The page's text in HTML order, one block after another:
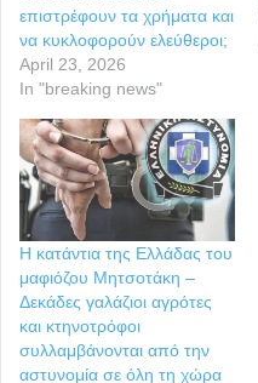
επιστρέφουν τα χρήματα και
να κυκλοφορούν ελεύθεροι;
April 23, 2026
In "breaking news"
Η κατάντια της Ελλάδας του
μαφιόζου Μητσοτάκη –
Δεκάδες γαλάζιοι αγρότες
και κτηνοτρόφοι
συλλαμβάνονται από την
αστυνομία σε όλη τη χώρα